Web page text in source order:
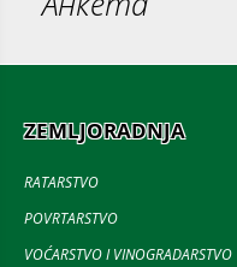
ZEMLJORADNJA
RATARSTVO
POVRTARSTVO
VOĆARSTVO I VINOGRADARSTVO